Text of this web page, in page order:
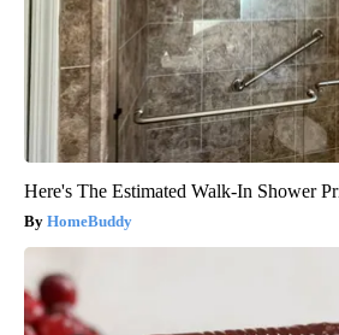
Here's The Estimated Walk-In Shower
HomeBuddy